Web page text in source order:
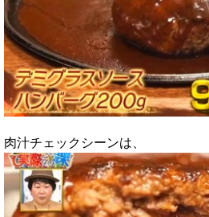
肉汁チェックシーンは、